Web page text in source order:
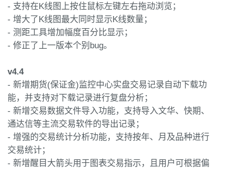
- 支持在K线图上按住鼠标左键左右拖动浏览；
- 增大了K线图最大同时显示K线数量；
- 测距工具增加幅度百分比显示；
- 修正了上一版本个别bug。
v4.4
- 新增期货(保证金)监控中心实盘交易记录自动下载功
能，并支持对下载记录进行复盘分析；
- 新增交易数据文件导入功能，支持导入文华、快期、
通达信等主流交易软件的导出记录；
- 增强的交易统计分析功能，支持按年、月及品种进行
交易统计；
- 新增醒目大箭头用于图表交易指示，且用户可根据偏